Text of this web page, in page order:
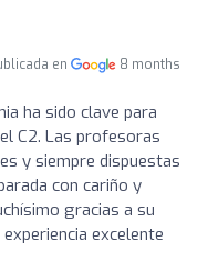
en
8 months
ha sido clave para
C2. Las profesoras
y siempre dispuestas
con cariño y
gracias a su
excelente